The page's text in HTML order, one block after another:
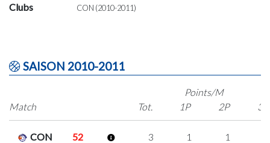
Clubs CON (2010-2011)
SAISON 2010-2011
Match
Points/M
Tot.
1P 2P 3P
CON
52
3 1 1